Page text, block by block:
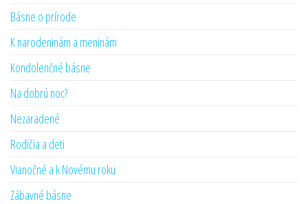
Básne o prírode
K narodeninám a meninám
Kondolenčné básne
Na dobrú noc?
Nezaradené
Rodičia a deti
Vianočné a k Novému roku
Zábavné básne